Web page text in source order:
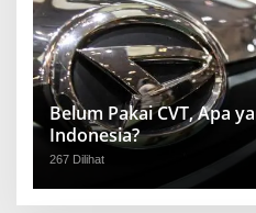
Belum Pakai CVT, Apa
Indonesia?
267 Dilihat